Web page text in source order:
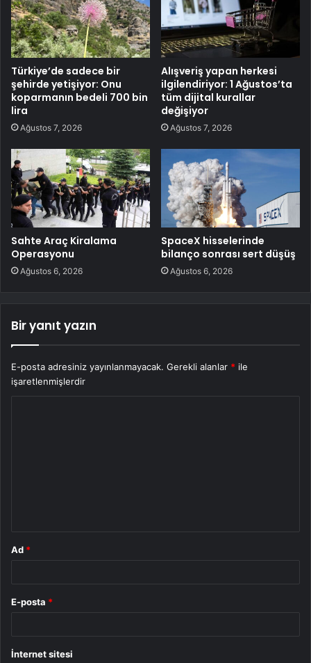
Türkiye’de sadece bir
şehirde yetişiyor: Onu
koparmanın bedeli 700 bin
lira
Ağustos 7, 2026
Alışveriş yapan herkesi
ilgilendiriyor: 1 Ağustos’ta
tüm dijital kurallar
değişiyor
Ağustos 7, 2026
Sahte Araç Kiralama
Operasyonu
Ağustos 6, 2026
SpaceX hisselerinde
bilanço sonrası sert düşüş
Ağustos 6, 2026
Bir yanıt yazın
E-posta adresiniz yayınlanmayacak. Gerekli alanlar * ile
işaretlenmişlerdir
Ad *
E-posta *
İnternet sitesi